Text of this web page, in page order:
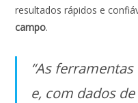
resultados rápidos e
campo.
“As
e, com dados